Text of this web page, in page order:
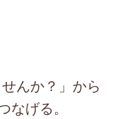
んか？」から
げる。